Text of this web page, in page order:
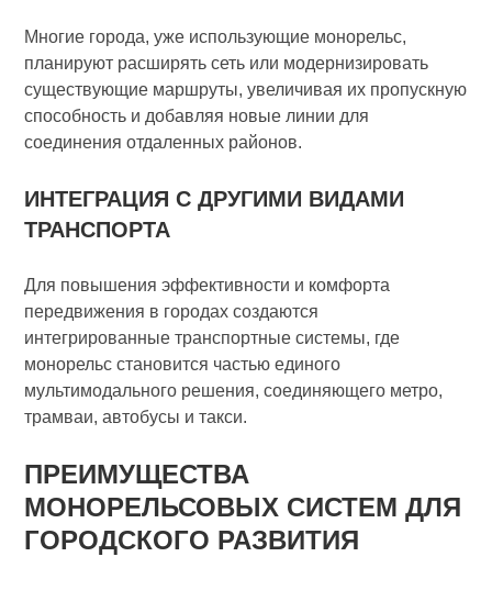
Многие города, уже использующие монорельс,
планируют расширять сеть или модернизировать
существующие маршруты, увеличивая их пропускную
способность и добавляя новые линии для
соединения отдаленных районов.
ИНТЕГРАЦИЯ С ДРУГИМИ ВИДАМИ
ТРАНСПОРТА
Для повышения эффективности и комфорта
передвижения в городах создаются
интегрированные транспортные системы, где
монорельс становится частью единого
мультимодального решения, соединяющего метро,
трамваи, автобусы и такси.
ПРЕИМУЩЕСТВА
МОНОРЕЛЬСОВЫХ СИСТЕМ ДЛЯ
ГОРОДСКОГО РАЗВИТИЯ